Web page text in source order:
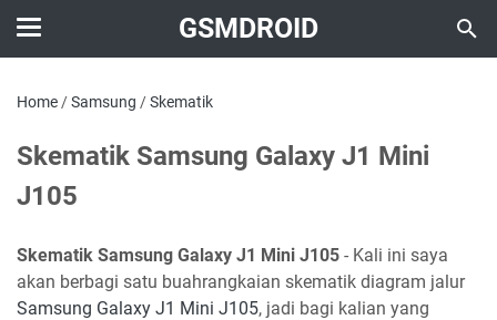
GSMDROID
Home /Samsung /Skematik
Skematik Samsung Galaxy J1 Mini
J105
Skematik Samsung Galaxy J1 Mini J105 - Kali ini saya
akan berbagi satu buahrangkaian skematik diagram jalur
Samsung Galaxy J1 Mini J105, jadi bagi kalian yang